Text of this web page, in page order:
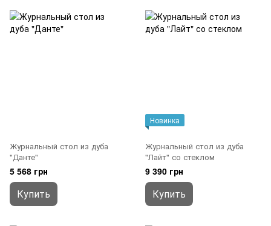
Журнальный стол из дуба
"Данте"
5 568 грн
Купить
Новинка
Журнальный стол из дуба
"Лайт" со стеклом
9 390 грн
Купить